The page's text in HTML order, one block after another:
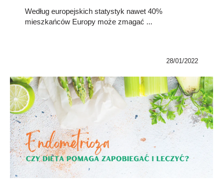
Według europejskich statystyk nawet 40%
mieszkańców Europy może zmagać ...
28/01/2022